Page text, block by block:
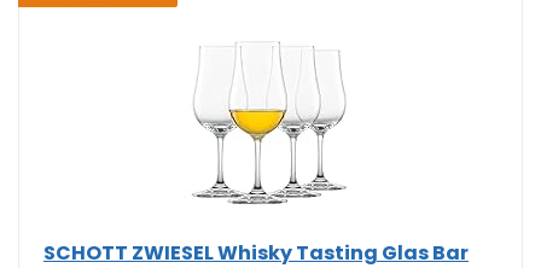
SCHOTT ZWIESEL Whisky Tasting Glas Bar